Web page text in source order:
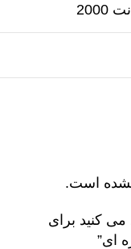
است.
می کنید برای